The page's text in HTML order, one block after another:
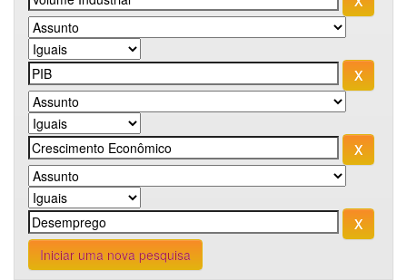
Iniciar uma nova pesquisa